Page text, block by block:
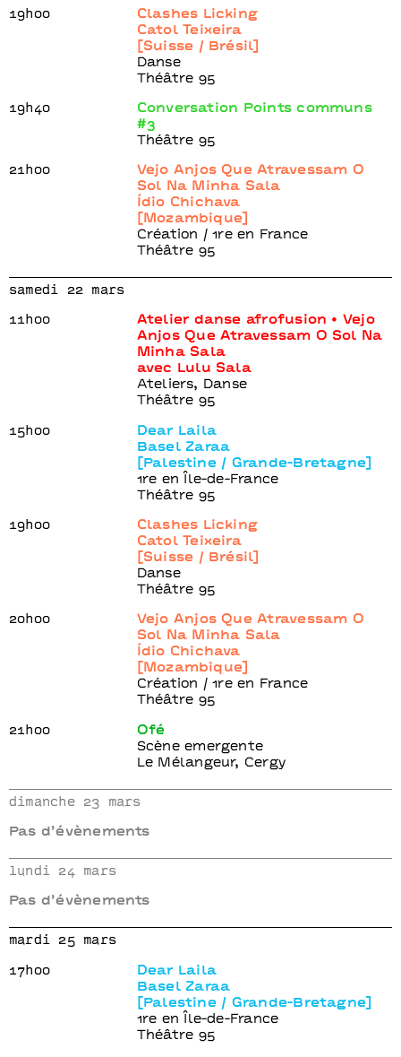
19h00
Clashes Licking
Catol Teixeira
[Suisse / Brésil]
Danse
Théâtre 95
19h40
Conversation Points communs
#3
Théâtre 95
21h00
Vejo Anjos Que Atravessam O
Sol Na Minha Sala
Ídio Chichava
[Mozambique]
Création / 1re en France
Théâtre 95
samedi 22 mars
11h00
Atelier danse afrofusion • Vejo
Anjos Que Atravessam O Sol Na
Minha Sala
avec Lulu Sala
Ateliers, Danse
Théâtre 95
15h00
Dear Laila
Basel Zaraa
[Palestine / Grande-Bretagne]
1re en Île-de-France
Théâtre 95
19h00
Clashes Licking
Catol Teixeira
[Suisse / Brésil]
Danse
Théâtre 95
20h00
Vejo Anjos Que Atravessam O
Sol Na Minha Sala
Ídio Chichava
[Mozambique]
Création / 1re en France
Théâtre 95
21h00
Ofé
Scène emergente
Le Mélangeur, Cergy
dimanche 23 mars
Pas d’évènements
lundi 24 mars
Pas d’évènements
mardi 25 mars
17h00
Dear Laila
Basel Zaraa
[Palestine / Grande-Bretagne]
1re en Île-de-France
Théâtre 95